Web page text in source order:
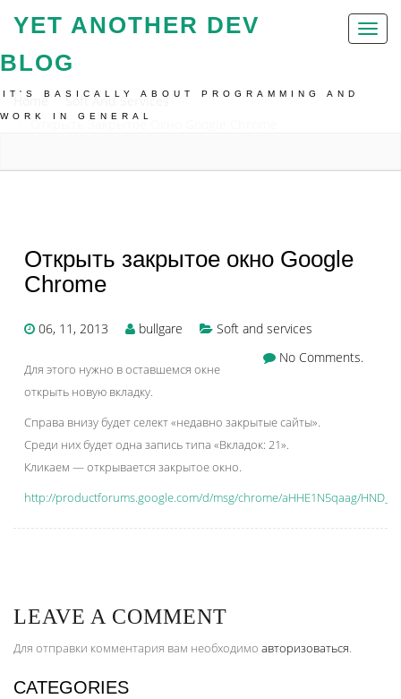
Toggle
YET ANOTHER DEV
BLOG
IT'S BASICALLY ABOUT PROGRAMMING AND
WORK IN GENERAL
Home
Soft And Services
Открыть Закрытое Окно Google Chrome
Открыть закрытое окно Google
Chrome
06, 11, 2013 bullgare
Soft and services
No Comments.
Для этого нужно в оставшемся окне
открыть новую вкладку.
Справа внизу будет селект «недавно закрытые сайты».
Среди них будет одна запись типа «Вкладок: 21».
Кликаем — открывается закрытое окно.
http://productforums.google.com/d/msg/chrome/aHHE1N5qaag/
LEAVE A COMMENT
Для отправки комментария вам необходимо авторизоваться.
CATEGORIES